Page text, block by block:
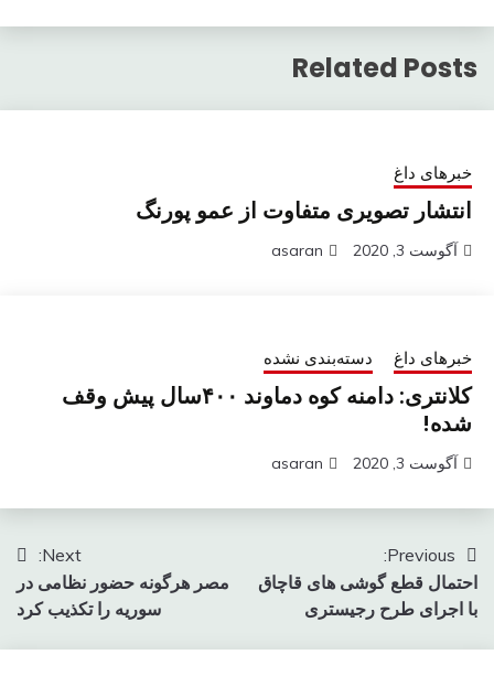
Related Posts
خبرهای داغ
انتشار تصویری متفاوت از عمو پورنگ
آگوست 3, 2020 asaran
خبرهای داغ دسته‌بندی نشده
کلانتری: دامنه کوه دماوند ۴۰۰سال پیش وقف
شده!
آگوست 3, 2020 asaran
راهبری
نوشته
Previous:
احتمال قطع گوشی های قاچاق
با اجرای طرح رجیستری
Next:
مصر هرگونه حضور نظامی در
سوریه را تکذیب کرد